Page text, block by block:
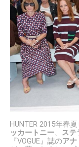
HUNTER 2015年春
ッカートニー、 ステ
『VOGUE』誌のア